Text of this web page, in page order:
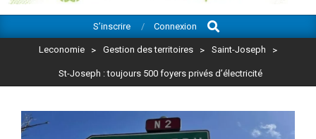
Navigation
S’inscrire Connexion
Search
Leconomie > Gestion des territoires > Saint-Joseph >
St-Joseph : toujours 500 foyers privés d’électricité